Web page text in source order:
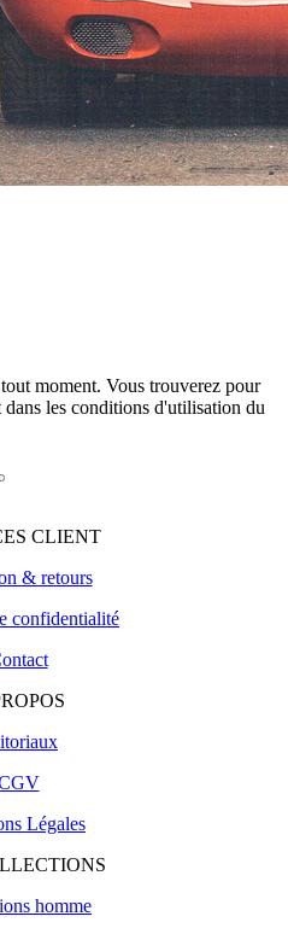
moment. Vous trouverez pour
les conditions d'utilisation du
CLIENT
& retours
confidentialité
Légales
homme